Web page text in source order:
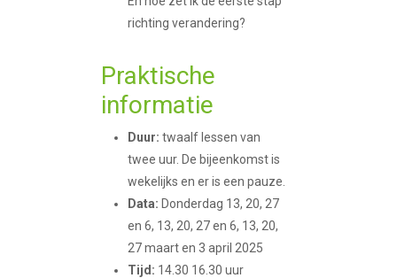
richting verandering?
Praktische
informatie
Duur: twaalf lessen van
twee uur. De bijeenkomst is
wekelijks en er is een pauze.
Data: Donderdag 13, 20, 27
en 6, 13, 20, 27 en 6, 13, 20,
27 maart en 3 april 2025
Tijd: 14.30 16.30 uur